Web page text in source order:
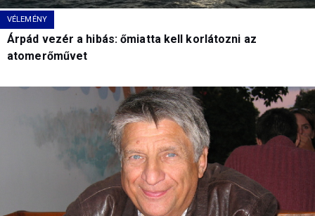
VÉLEMÉNY
Árpád vezér a hibás: őmiatta kell korlátozni az
atomerőművet